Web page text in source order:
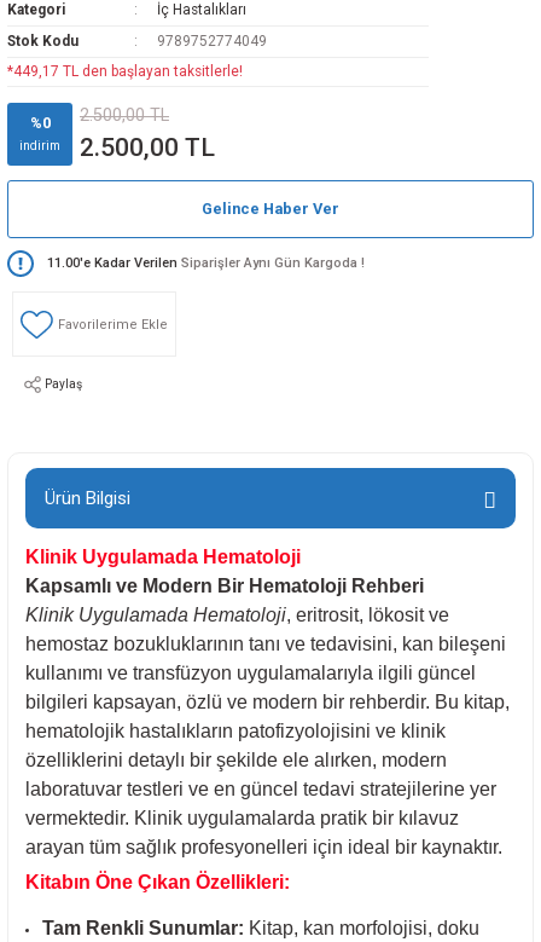
Kategori
İç Hastalıkları
Stok Kodu
9789752774049
*449,17 TL den başlayan taksitlerle!
%0
indirim
2.500,00 TL
2.500,00 TL
Gelince Haber Ver
11.00'e Kadar Verilen Siparişler Aynı Gün Kargoda !
Paylaş
Ürün Bilgisi
Klinik Uygulamada Hematoloji
Kapsamlı ve Modern Bir Hematoloji Rehberi
Klinik Uygulamada Hematoloji, eritrosit, lökosit ve
hemostaz bozukluklarının tanı ve tedavisini, kan bileşeni
kullanımı ve transfüzyon uygulamalarıyla ilgili güncel
bilgileri kapsayan, özlü ve modern bir rehberdir. Bu kitap,
hematolojik hastalıkların patofizyolojisini ve klinik
özelliklerini detaylı bir şekilde ele alırken, modern
laboratuvar testleri ve en güncel tedavi stratejilerine yer
vermektedir. Klinik uygulamalarda pratik bir kılavuz
arayan tüm sağlık profesyonelleri için ideal bir kaynaktır.
Kitabın Öne Çıkan Özellikleri:
Tam Renkli Sunumlar: Kitap, kan morfolojisi, doku